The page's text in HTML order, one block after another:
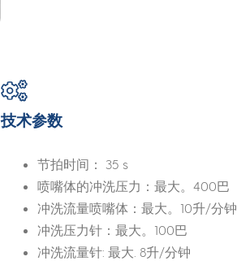
技术参数
节拍时间： 35 s
喷嘴体的冲洗压力：最大。400巴
冲洗流量喷嘴体：最大。10升/分钟
冲洗压力针：最大。100巴
冲洗流量针: 最大. 8升/分钟